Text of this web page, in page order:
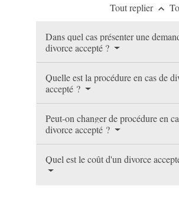
Tout replier keyboard_arrow_up
Dans quel cas présenter une
divorce accepté ?
Quelle est la procédure en cas de
accepté ?
Peut-on changer de procédure en
divorce accepté ?
Quel est le coût d'un divorce